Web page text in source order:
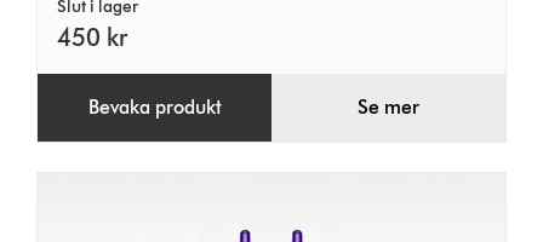
Slut i lager
450 kr
Bevaka produkt Se mer